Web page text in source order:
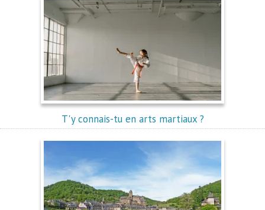
T'y connais-tu en arts martiaux ?